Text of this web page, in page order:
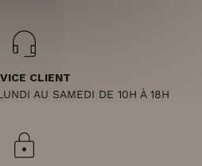
CLIENT
AU SAMEDI DE 10H À 18H